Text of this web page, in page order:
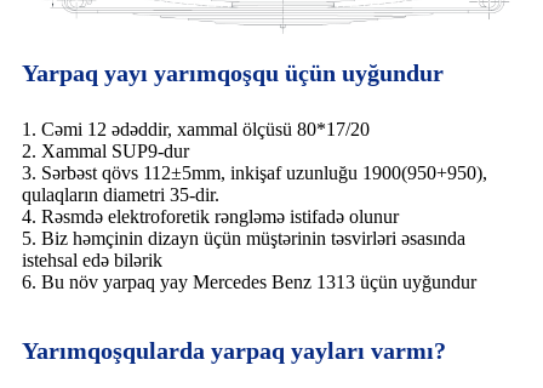
Yarpaq yayı yarımqoşqu üçün uyğundur
1. Cəmi 12 ədəddir, xammal ölçüsü 80*17/20
2. Xammal SUP9-dur
3. Sərbəst qövs 112±5mm, inkişaf uzunluğu 1900(950+950),
qulaqların diametri 35-dir.
4. Rəsmdə elektroforetik rəngləmə istifadə olunur
5. Biz həmçinin dizayn üçün müştərinin təsvirləri əsasında
istehsal edə bilərik
6. Bu növ yarpaq yay Mercedes Benz 1313 üçün uyğundur
Yarımqoşqularda yarpaq yayları varmı?